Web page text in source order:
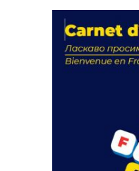
actions
18 septembre 2023
FEUILLETER